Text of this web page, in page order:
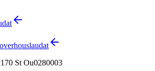
St Ou0280003